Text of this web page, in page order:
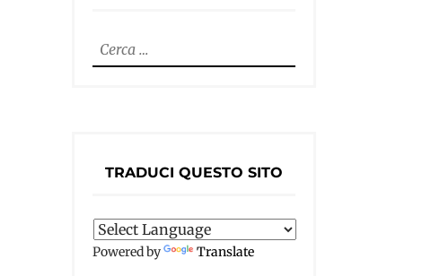
Ricerca
per:
TRADUCI QUESTO SITO
Powered by Translate